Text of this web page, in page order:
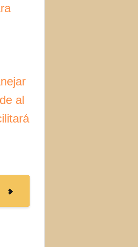
al